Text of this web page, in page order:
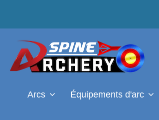
Arcs Équipements d'arc